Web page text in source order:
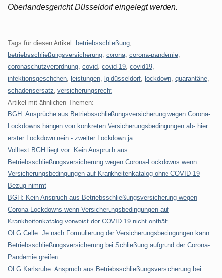
Oberlandesgericht Düsseldorf eingelegt werden.
Tags für diesen Artikel: betriebsschließung
betriebsschließungsversicherung corona corona-pandemie
coronaschutzverordnung covid covid-19 covid19
infektionsgeschehen
leistungen lg düsseldorf lockdown quarantäne
schadensersatz versicherungsrecht
Artikel mit ähnlichen Themen:
BGH: Ansprüche aus Betriebsschließungsversicherung wegen Corona-
Lockdowns hängen von konkreten Versicherungsbedingungen ab- hier:
erster Lockdown nein - zweiter Lockdown ja
Volltext BGH liegt vor: Kein Anspruch aus
Betriebsschließungsversicherung wegen Corona-Lockdowns wenn
Versicherungsbedingungen auf Krankheitenkatalog ohne COVID-19
Bezug nimmt
BGH: Kein Anspruch aus Betriebsschließungsversicherung wegen
Corona-Lockdowns wenn Versicherungsbedingungen auf
Krankheitenkatalog verweist der COVID-19 nicht enthält
OLG Celle: Je nach Formulierung der Versicherungsbedingungen kann
Betriebsschließungsversicherung bei Schließung aufgrund der Corona-
Pandemie greifen
OLG Karlsruhe: Anspruch aus Betriebsschließungsversicherung bei